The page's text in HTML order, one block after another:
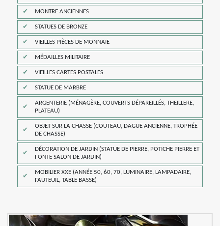
MONTRE ANCIENNES
STATUES DE BRONZE
VIEILLES PIÈCES DE MONNAIE
MÉDAILLES MILITAIRE
VIEILLES CARTES POSTALES
STATUE DE MARBRE
ARGENTERIE (MÉNAGÈRE, COUVERTS DÉPAREILLÉS, THEILLERE,
PLATEAU)
OBJET SUR LA CHASSE (COUTEAU, DAGUE ANCIENNE, TROPHÉE
DE CHASSE)
DÉCORATION DE JARDIN (STATUE DE PIERRE, POTICHE PIERRE ET
FONTE SALON DE JARDIN)
MOBILIER XXE (ANNÉE 50, 60, 70, LUMINAIRE, LAMPADAIRE,
FAUTEUIL, TABLE BASSE)